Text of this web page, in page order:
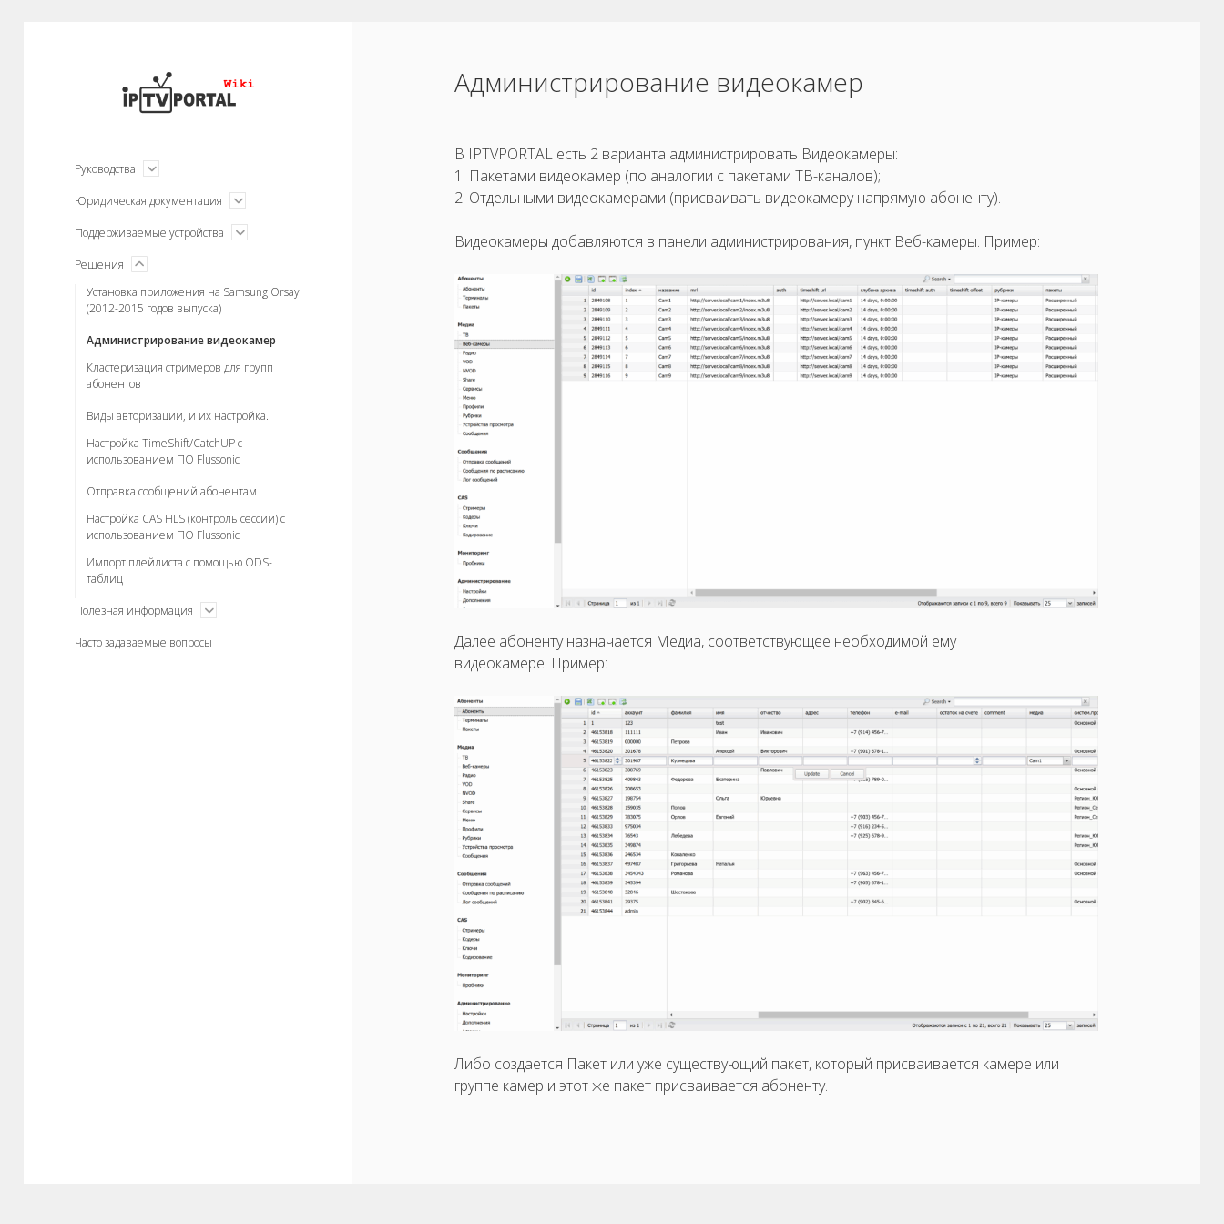
IPTVPORTAL
Руководства
открыть
меню
Юридическая документация
открыть
меню
Поддерживаемые устройства
открыть
меню
Решения
открыть
Установка приложения на Samsung Orsay
(2012-2015 годов выпуска)
Администрирование видеокамер
Кластеризация стримеров для групп
абонентов
Виды авторизации, и их настройка.
Настройка TimeShift/CatchUP с
использованием ПО Flussonic
Отправка сообщений абонентам
Настройка CAS HLS (контроль сессии) с
использованием ПО Flussonic
Импорт плейлиста с помощью ODS-
таблиц
Полезная информация
открыть
меню
Часто задаваемые вопросы
Администрирование видеокамер
В IPTVPORTAL есть 2 варианта администрировать Видеокамеры:
1. Пакетами видеокамер (по аналогии с пакетами ТВ-каналов);
2. Отдельными видеокамерами (присваивать видеокамеру напрямую абоненту).
Видеокамеры добавляются в панели администрирования, пункт Веб-камеры. Пример:
Далее абоненту назначается Медиа, соответствующее необходимой ему
видеокамере. Пример:
Либо создается Пакет или уже существующий пакет, который присваивается камере или
группе камер и этот же пакет присваивается абоненту.